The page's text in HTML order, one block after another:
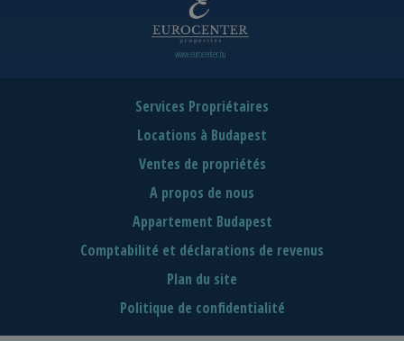
www.eurocenter.hu
Services Propriétaires
Locations à Budapest
Ventes de propriétés
A propos de nous
Appartement Budapest
Comptabilité et déclarations de revenus
Plan du site
Politique de confidentialité